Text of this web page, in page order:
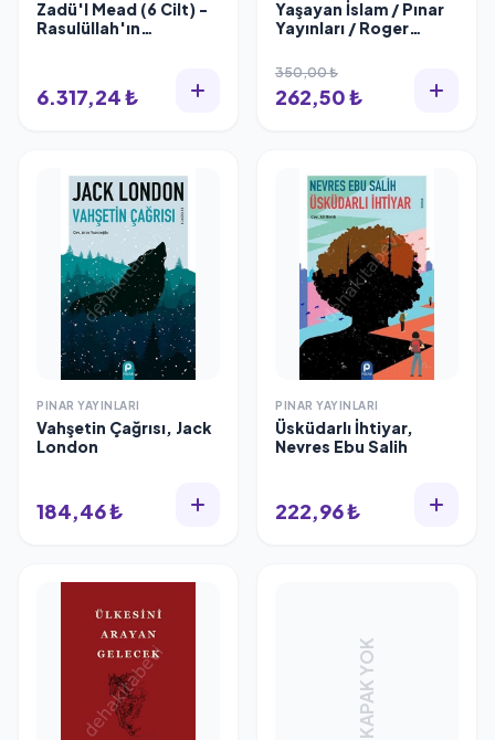
Zadü'l Mead (6 Cilt) -
Rasulüllah'ın
6.317,24 ₺
Yaşayan İslam / Pınar
Yayınları / Roger
350,00 ₺
262,50 ₺
PINAR YAYINLARI
Vahşetin Çağrısı, Jack
London
184,46 ₺
PINAR YAYINLARI
Üsküdarlı İhtiyar,
Nevres Ebu Salih
222,96 ₺
KAPAK YOK